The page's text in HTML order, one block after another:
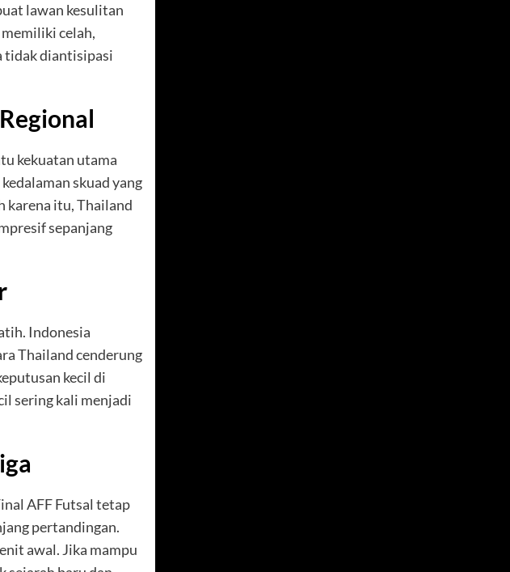
lawan kesulitan
celah,
tidak diantisipasi
kekuatan utama
skuad yang
karena itu, Thailand
sepanjang
Indonesia
Thailand cenderung
kecil di
sering kali menjadi
AFF Futsal tetap
pertandingan.
awal. Jika mampu